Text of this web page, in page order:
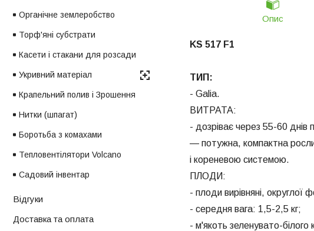
Опис
KS 517 F1
ТИП:
- Galia.
ВИТРАТА:
- дозріває через 55-60 днів
— потужна, компактна
і кореневою системою.
ПЛОДИ:
- плоди вирівняні,
- середня вага: 1,5-2,5 кг;
- м'якоть зеленувато-білого
Органічне землеробство
Торф'яні субстрати
Касети і стакани для розсади
Укривний матеріал
Крапельний полив і Зрошення
Нитки (шпагат)
Боротьба з комахами
Тепловентілятори Volcano
Садовий інвентар
Відгуки
Доставка та оплата